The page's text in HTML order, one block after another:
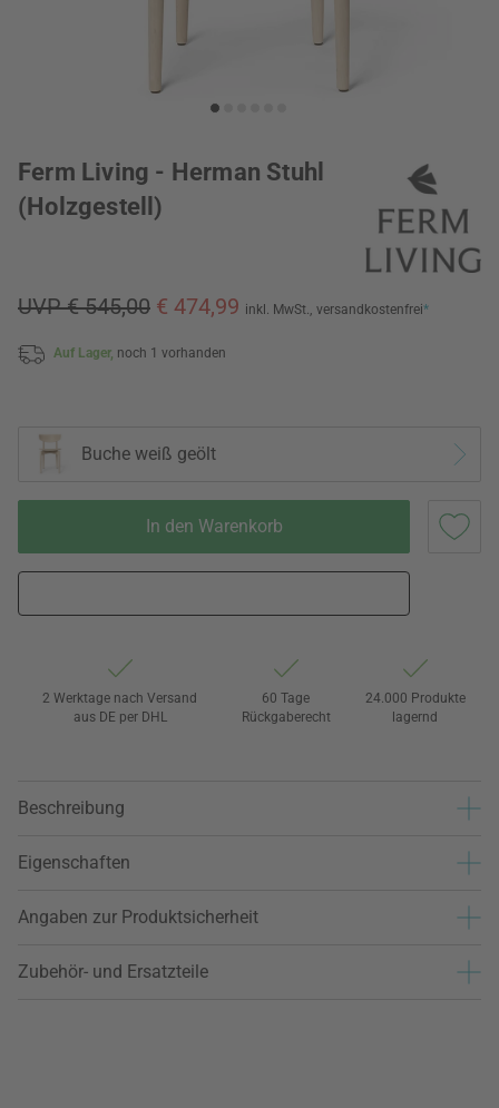
Ferm Living - Herman Stuhl
(Holzgestell)
UVP € 545,00 € 474,99 inkl. MwSt., versandkostenfrei*
Auf Lager, noch 1 vorhanden
Buche weiß geölt
In den Warenkorb
2 Werktage nach Versand
aus DE per DHL
60 Tage
Rückgaberecht
24.000 Produkte
lagernd
Beschreibung
Eigenschaften
Angaben zur Produktsicherheit
Zubehör- und Ersatzteile